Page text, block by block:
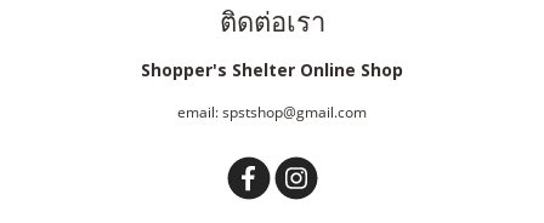
ติดต่อเรา
Shopper's Shelter Online Shop
email: spstshop@gmail.com